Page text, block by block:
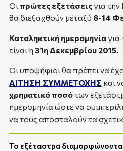
Οι πρώτες εξετάσειςγια την
θα διεξαχθούν μεταξύ 8-14
Καταληκτική ημερομηνίαγια
είναι η 31η Δεκεμβρίου 2015.
Οι υποψήφιοι θα πρέπει να
ΑΙΤΗΣΗ ΣΥΜΜΕΤΟΧΗΣ και
χρηματικό ποσότων
ημερομηνία ώστε να
να τους αποσταλούν τα
Το εξέταστρα